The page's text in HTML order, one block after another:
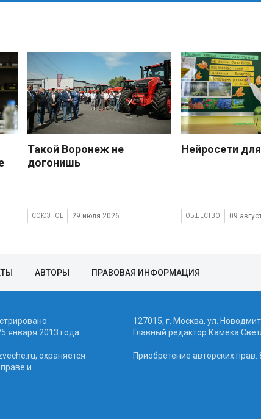
Такой Воронеж не
догонишь
СОЮЗНОЕ 29 июля 2026
Нейросети
ОБЩЕСТВО 09
АВТОРЫ ПРАВОВАЯ ИНФОРМАЦИЯ
января 2013 года.
охраняется
и
127015, г. Москва, ул.
Главный редактор Камека
Приобретение авторских